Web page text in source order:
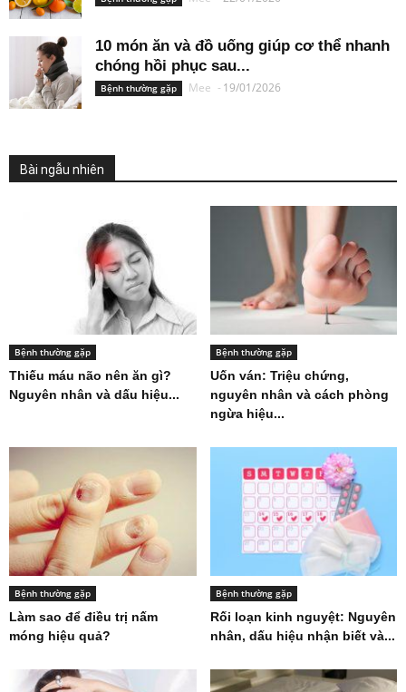
10 món ăn và đồ uống giúp cơ thể nhanh
chóng hồi phục sau...
Bệnh thường gặp Mee - 19/01/2026
Bài ngẫu nhiên
Bệnh thường gặp
Thiếu máu não nên ăn gì?
Nguyên nhân và dấu hiệu...
Bệnh thường gặp
Uốn ván: Triệu chứng,
nguyên nhân và cách phòng
ngừa hiệu...
Bệnh thường gặp
Làm sao để điều trị nấm
móng hiệu quả?
Bệnh thường gặp
Rối loạn kinh nguyệt: Nguyên
nhân, dấu hiệu nhận biết và...